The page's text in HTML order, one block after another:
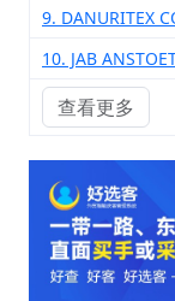
9. DANURITEX
10. JAB
查看更多